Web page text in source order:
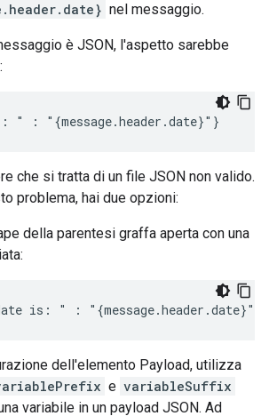
nel messaggio.
è JSON, l'aspetto sarebbe
" : "{message.header.date}"}
che si tratta di un file JSON non valido.
problema, hai due opzioni:
della parentesi graffa aperta con una
is: " : "{message.header.date}"}
dell'elemento Payload, utilizza
e variableSuffix
variabile in un payload JSON. Ad